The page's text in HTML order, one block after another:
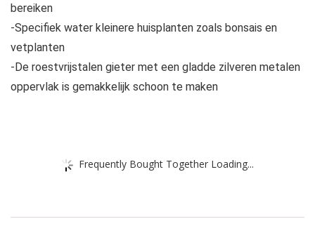
bereiken
-Specifiek water kleinere huisplanten zoals bonsais en
vetplanten
-De roestvrijstalen gieter met een gladde zilveren metalen
oppervlak is gemakkelijk schoon te maken
Frequently Bought Together Loading...